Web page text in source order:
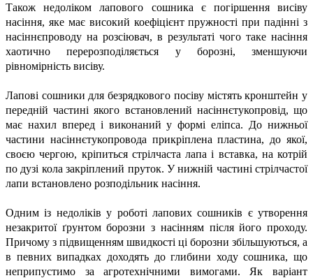
Також недоліком лапового сошника є погіршення висіву
насіння, яке має високий коефіцієнт пружності при падінні з
насіннєпроводу на розсіювач, в результаті чого таке насіння
хаотично перерозподіляється у борозні, зменшуючи
рівномірність висіву.
Лапові сошники для безрядкового посіву містять кронштейн у
передній частині якого встановлений насіннєтукопровід, що
має нахил вперед і виконаний у формі еліпса. До нижньої
частини насіннєтукопровода прикріплена пластина, до якої,
своєю чергою, кріпиться стрілчаста лапа і вставка, на котрій
по дузі кола закріплений пруток. У нижній частині стрілчастої
лапи встановлено розподільник насіння.
Одним із недоліків у роботі лапових сошників є утворення
незакритої ґрунтом борозни з насінням після його проходу.
Причому з підвищенням швидкості ці борозни збільшуються, а
в певних випадках доходять до глибини ходу сошника, що
неприпустимо за агротехнічними вимогами. Як варіант